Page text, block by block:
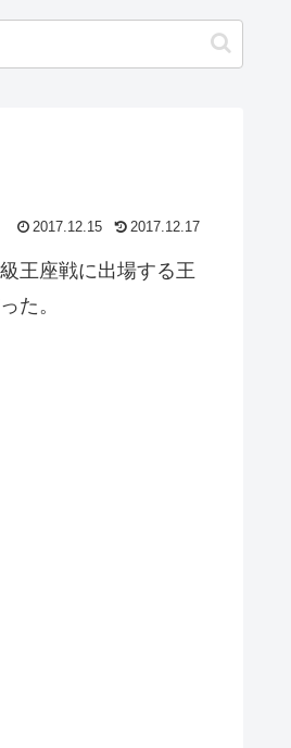
2017.12.15 2017.12.17
王座戦に出場する王
た。